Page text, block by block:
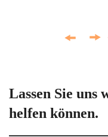
Lassen Sie uns
helfen können.